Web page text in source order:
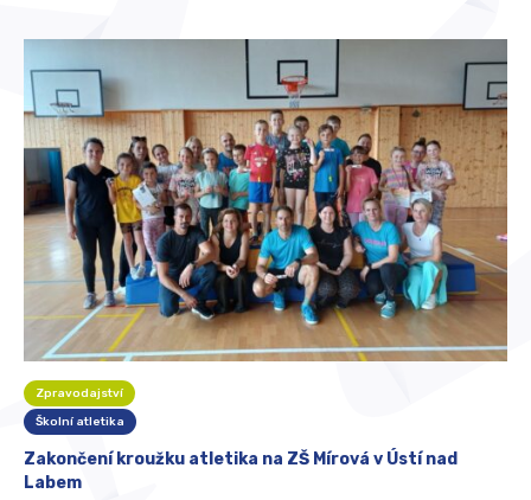
Zpravodajství
Školní atletika
Zakončení kroužku atletika na ZŠ Mírová v Ústí nad
Labem